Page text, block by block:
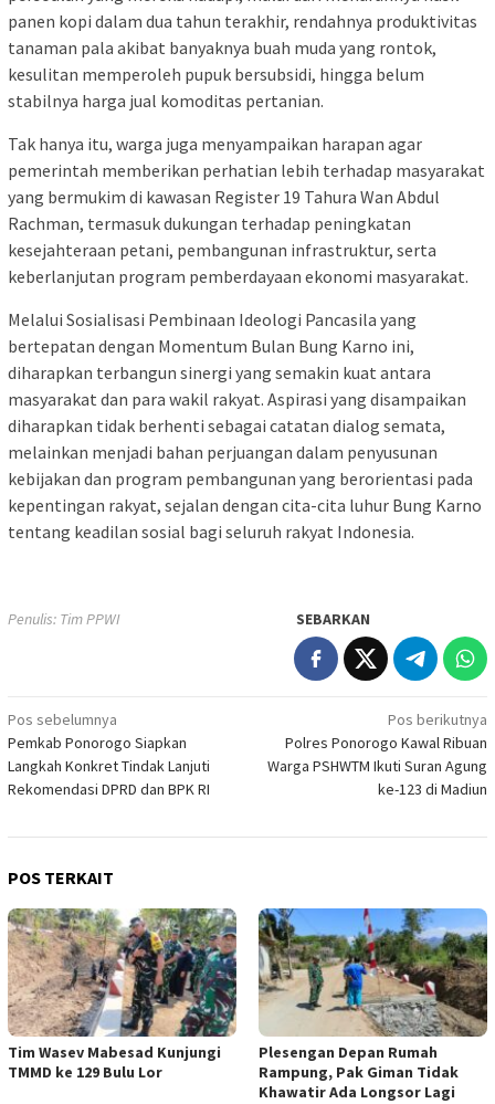
panen kopi dalam dua tahun terakhir, rendahnya produktivitas
tanaman pala akibat banyaknya buah muda yang rontok,
kesulitan memperoleh pupuk bersubsidi, hingga belum
stabilnya harga jual komoditas pertanian.
Tak hanya itu, warga juga menyampaikan harapan agar
pemerintah memberikan perhatian lebih terhadap masyarakat
yang bermukim di kawasan Register 19 Tahura Wan Abdul
Rachman, termasuk dukungan terhadap peningkatan
kesejahteraan petani, pembangunan infrastruktur, serta
keberlanjutan program pemberdayaan ekonomi masyarakat.
Melalui Sosialisasi Pembinaan Ideologi Pancasila yang
bertepatan dengan Momentum Bulan Bung Karno ini,
diharapkan terbangun sinergi yang semakin kuat antara
masyarakat dan para wakil rakyat. Aspirasi yang disampaikan
diharapkan tidak berhenti sebagai catatan dialog semata,
melainkan menjadi bahan perjuangan dalam penyusunan
kebijakan dan program pembangunan yang berorientasi pada
kepentingan rakyat, sejalan dengan cita-cita luhur Bung Karno
tentang keadilan sosial bagi seluruh rakyat Indonesia.
Penulis: Tim PPWI SEBARKAN
Navigasi
pos
Pos sebelumnya
Pemkab Ponorogo Siapkan
Langkah Konkret Tindak Lanjuti
Rekomendasi DPRD dan BPK RI
Pos berikutnya
Polres Ponorogo Kawal Ribuan
Warga PSHWTM Ikuti Suran Agung
ke-123 di Madiun
POS TERKAIT
Tim Wasev Mabesad Kunjungi
TMMD ke 129 Bulu Lor
Plesengan Depan Rumah
Rampung, Pak Giman Tidak
Khawatir Ada Longsor Lagi